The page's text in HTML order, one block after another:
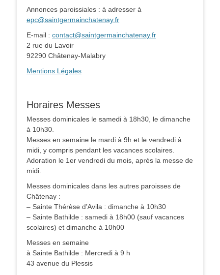
Annonces paroissiales : à adresser à
epc@saintgermainchatenay.fr
E-mail : contact@saintgermainchatenay.fr
2 rue du Lavoir
92290 Châtenay-Malabry
Mentions Légales
Horaires Messes
Messes dominicales le samedi à 18h30, le dimanche
à 10h30.
Messes en semaine le mardi à 9h et le vendredi à
midi, y compris pendant les vacances scolaires.
Adoration le 1er vendredi du mois, après la messe de
midi.
Messes dominicales dans les autres paroisses de
Châtenay :
– Sainte Thérèse d’Avila : dimanche à 10h30
– Sainte Bathilde : samedi à 18h00 (sauf vacances
scolaires) et dimanche à 10h00
Messes en semaine
à Sainte Bathilde : Mercredi à 9 h
43 avenue du Plessis